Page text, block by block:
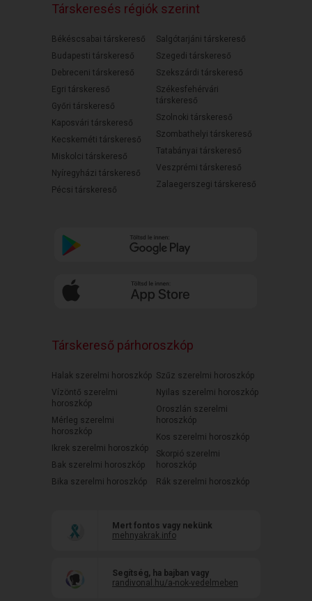
Társkeresés régiók szerint
Békéscsabai társkereső
Budapesti társkereső
Debreceni társkereső
Egri társkereső
Győri társkereső
Kaposvári társkereső
Kecskeméti társkereső
Miskolci társkereső
Nyíregyházi társkereső
Pécsi társkereső
Salgótarjáni társkereső
Szegedi társkereső
Szekszárdi társkereső
Székesfehérvári
társkereső
Szolnoki társkereső
Szombathelyi társkereső
Tatabányai társkereső
Veszprémi társkereső
Zalaegerszegi társkereső
Társkereső párhoroszkóp
Halak szerelmi horoszkóp
Vízöntő szerelmi
horoszkóp
Mérleg szerelmi
horoszkóp
Ikrek szerelmi horoszkóp
Bak szerelmi horoszkóp
Bika szerelmi horoszkóp
Szűz szerelmi horoszkóp
Nyilas szerelmi horoszkóp
Oroszlán szerelmi
horoszkóp
Kos szerelmi horoszkóp
Skorpió szerelmi
horoszkóp
Rák szerelmi horoszkóp
Mert fontos vagy nekünk
mehnyakrak.info
Segítség, ha bajban vagy
randivonal.hu/a-nok-vedelmeben